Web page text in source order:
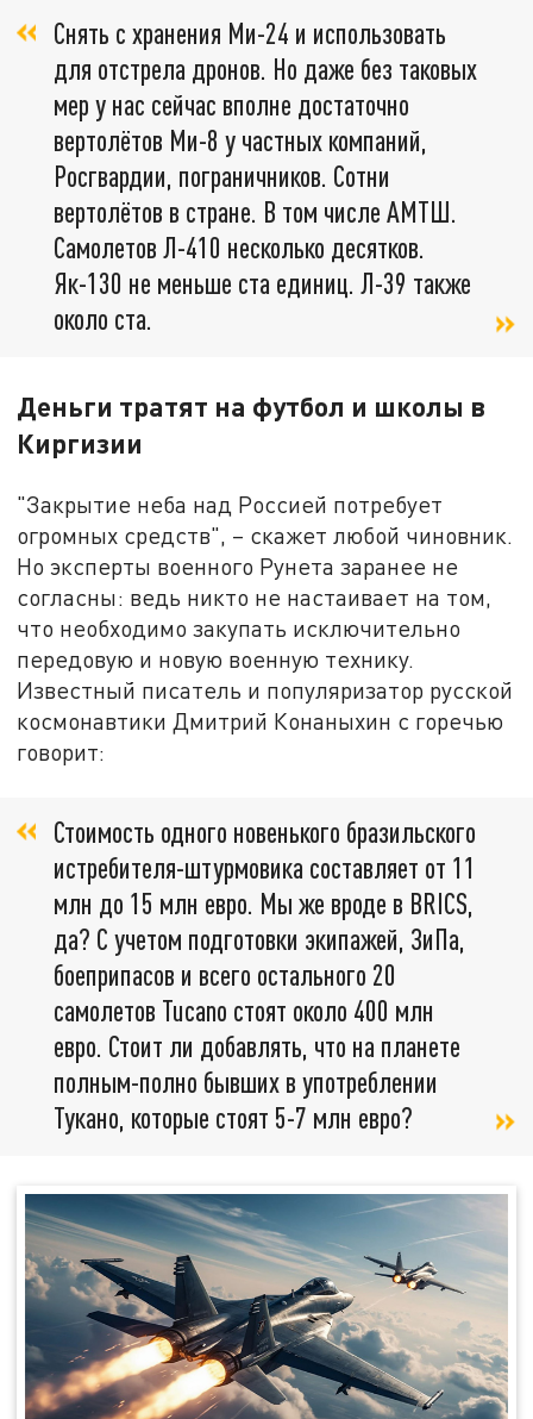
Снять с хранения Ми-24 и использовать
для отстрела дронов. Но даже без таковых
мер у нас сейчас вполне достаточно
вертолётов Ми-8 у частных компаний,
Росгвардии, пограничников. Сотни
вертолётов в стране. В том числе АМТШ.
Самолетов Л-410 несколько десятков.
Як-130 не меньше ста единиц. Л-39 также
около ста.
Деньги тратят на футбол и школы в
Киргизии
"Закрытие неба над Россией потребует
огромных средств", – скажет любой чиновник.
Но эксперты военного Рунета заранее не
согласны: ведь никто не настаивает на том,
что необходимо закупать исключительно
передовую и новую военную технику.
Известный писатель и популяризатор русской
космонавтики Дмитрий Конаныхин с горечью
говорит:
Стоимость одного новенького бразильского
истребителя-штурмовика составляет от 11
млн до 15 млн евро. Мы же вроде в BRICS,
да? С учетом подготовки экипажей, ЗиПа,
боеприпасов и всего остального 20
самолетов Tucano стоят около 400 млн
евро. Стоит ли добавлять, что на планете
полным-полно бывших в употреблении
Тукано, которые стоят 5-7 млн евро?